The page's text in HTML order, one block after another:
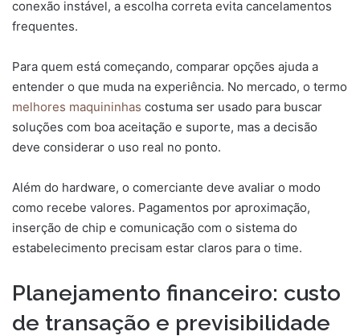
conexão instável, a escolha correta evita cancelamentos
frequentes.
Para quem está começando, comparar opções ajuda a
entender o que muda na experiência. No mercado, o termo
melhores maquininhas costuma ser usado para buscar
soluções com boa aceitação e suporte, mas a decisão
deve considerar o uso real no ponto.
Além do hardware, o comerciante deve avaliar o modo
como recebe valores. Pagamentos por aproximação,
inserção de chip e comunicação com o sistema do
estabelecimento precisam estar claros para o time.
Planejamento financeiro: custo
de transação e previsibilidade